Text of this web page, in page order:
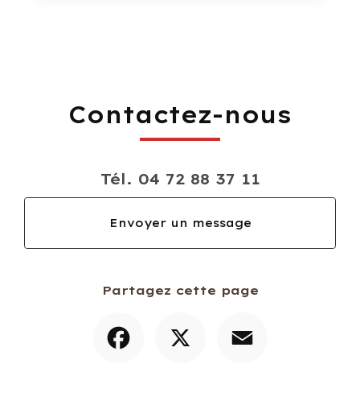
Contactez-nous
Tél. 04 72 88 37 11
Envoyer un message
Partagez cette page